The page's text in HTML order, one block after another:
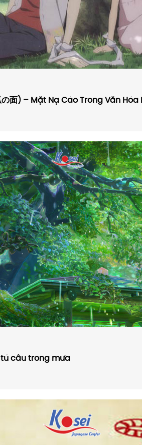
の面) – Mặt Nạ Cáo Trong Văn Hóa
tú cầu trong mưa